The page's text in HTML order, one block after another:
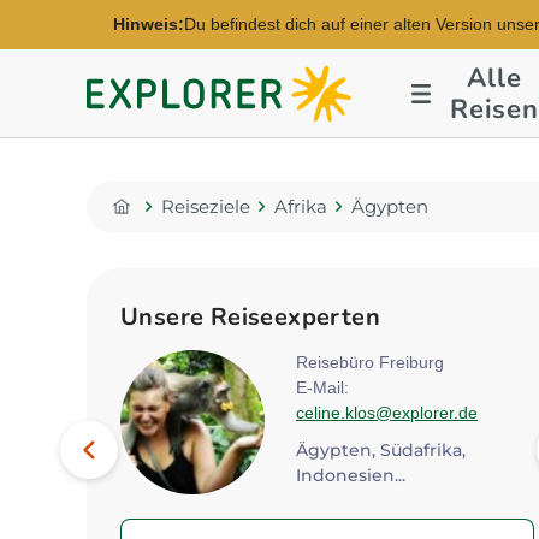
Hinweis:Du befindest dich auf einer alten Version
Explorer
Fernreisen
Alle
Reisen
Home
Reiseziele Afrika Ägypten
Unsere Reiseexperten
Reisebüro Freiburg
E-Mail:
celine.klos@explorer.de
Ägypten, Südafrika,
Indonesien...